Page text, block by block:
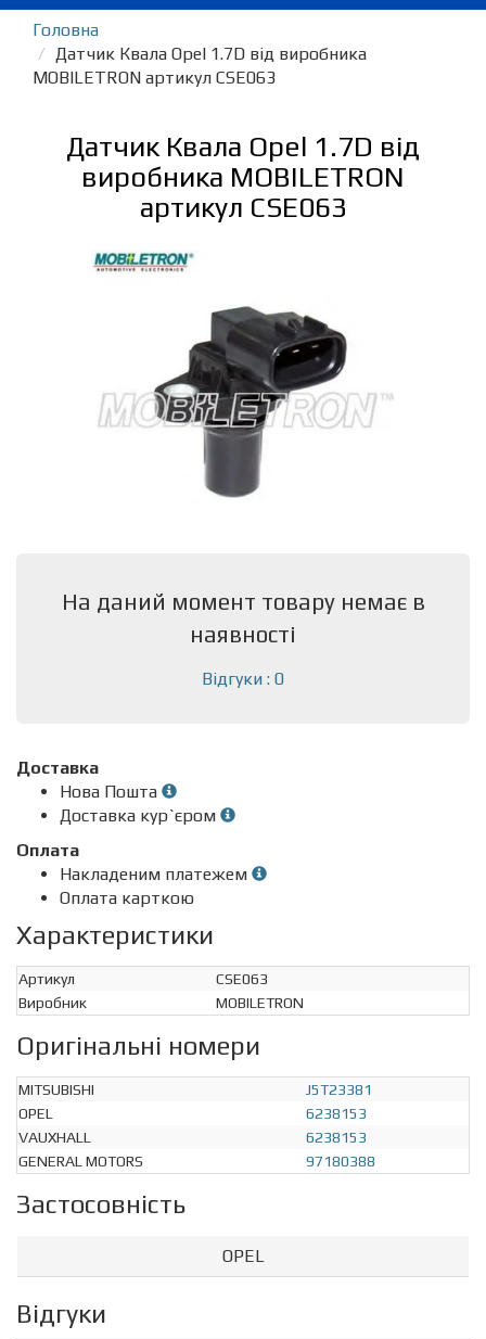
Головна
Датчик Квала Opel 1.7D від виробника
MOBILETRON артикул CSE063
Датчик Квала Opel 1.7D від
виробника MOBILETRON
артикул CSE063
На даний момент товару немає в
наявності
Відгуки : 0
Доставка
Нова Пошта
Доставка кур`єром
Оплата
Накладеним платежем
Оплата карткою
Характеристики
Артикул
CSE063
Виробник
MOBILETRON
Оригінальні номери
MITSUBISHI
J5T23381
OPEL
6238153
VAUXHALL
6238153
GENERAL MOTORS
97180388
Застосовність
OPEL
Відгуки